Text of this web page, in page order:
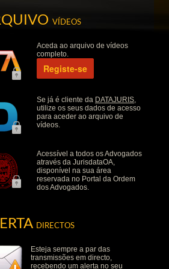
VÍDEOS
Aceda ao arquivo de vídeos
completo.
Registe-se
Se já é cliente da DATAJURIS,
utilize os seus dados de acesso
para aceder ao arquivo de
vídeos.
Acessível a todos os Advogados
através da JurisdataOA,
disponível na sua área
reservada no Portal da Ordem
dos Advogados.
DIRECTOS
Esteja sempre a par das
transmissões em directo,
recebendo um alerta no seu